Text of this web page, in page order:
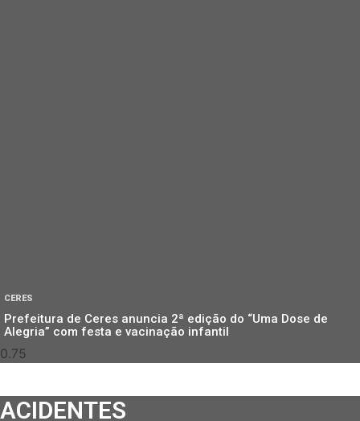
CERES
Prefeitura de Ceres anuncia 2ª edição do “Uma Dose de
Alegria” com festa e vacinação infantil
ACIDENTES